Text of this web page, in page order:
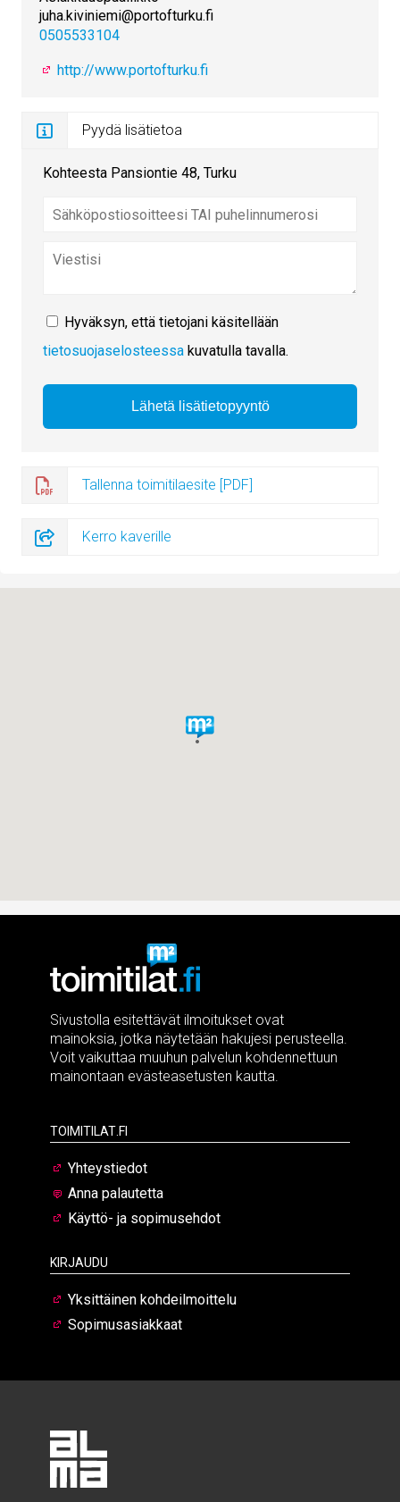
juha.kiviniemi@portofturku.fi
0505533104
http://www.portofturku.fi
Pyydä lisätietoa
Kohteesta Pansiontie 48, Turku
Hyväksyn, että tietojani käsitellään
tietosuojaselosteessa kuvatulla tavalla.
Tallenna toimitilaesite [PDF]
Kerro kaverille
Sivustolla esitettävät ilmoitukset ovat
mainoksia, jotka näytetään hakujesi perusteella.
Voit vaikuttaa muuhun palvelun kohdennettuun
mainontaan evästeasetusten kautta.
Toimitilat.fi
Yhteystiedot
Anna palautetta
Käyttö- ja sopimusehdot
Kirjaudu
Yksittäinen kohdeilmoittelu
Sopimusasiakkaat